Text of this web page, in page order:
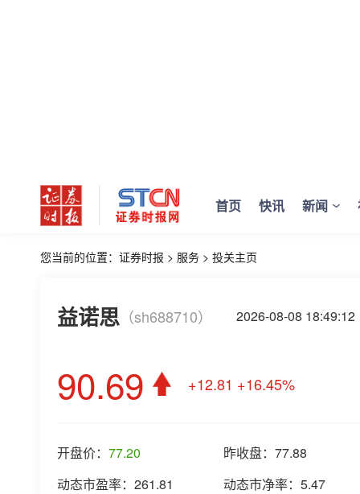
首页 快讯 新闻
您当前的位置： 证券时报 > 服务 > 投关主页
益诺思 （sh688710） 2026-08-08
90.69 +12.81 +16.45%
开盘价： 77.20 昨收盘： 77.88
动态市盈率： 261.81 动态市净率： 5.47